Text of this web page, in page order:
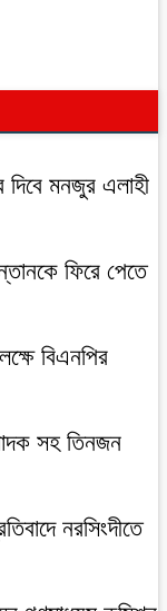
দিবে মনজুর এলাহী
ফিরে পেতে
বিএনপির
সহ তিনজন
নরসিংদীতে